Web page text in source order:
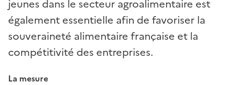
jeunes dans le secteur agroalimentaire est
également essentielle afin de favoriser la
souveraineté alimentaire française et la
compétitivité des entreprises.
La mesure